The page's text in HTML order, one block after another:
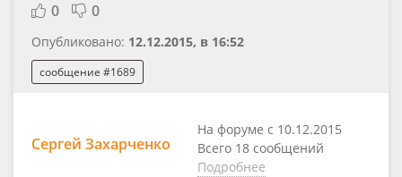
0 0
Опубликовано: 12.12.2015, в 16:52
сообщение #1689
Сергей Захарченко
На форуме с 10.12.2015
Всего 18 сообщений
Подробнее